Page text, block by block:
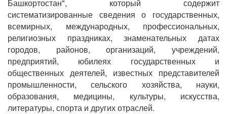
Башкортостан", который содержит
систематизированные сведения о государственных,
всемирных, международных, профессиональных,
религиозных праздниках, знаменательных датах
городов, районов, организаций, учреждений,
предприятий, юбилеях государственных и
общественных деятелей, известных представителей
промышленности, сельского хозяйства, науки,
образования, медицины, культуры, искусства,
литературы, спорта и других отраслей.